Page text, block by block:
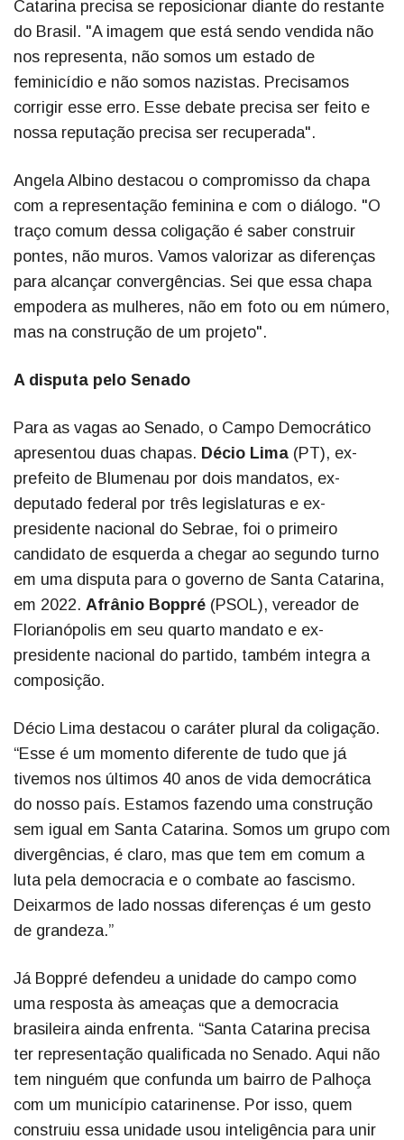
Catarina precisa se reposicionar diante do restante
do Brasil. "A imagem que está sendo vendida não
nos representa, não somos um estado de
feminicídio e não somos nazistas. Precisamos
corrigir esse erro. Esse debate precisa ser feito e
nossa reputação precisa ser recuperada".
Angela Albino destacou o compromisso da chapa
com a representação feminina e com o diálogo. "O
traço comum dessa coligação é saber construir
pontes, não muros. Vamos valorizar as diferenças
para alcançar convergências. Sei que essa chapa
empodera as mulheres, não em foto ou em número,
mas na construção de um projeto".
A disputa pelo Senado
Para as vagas ao Senado, o Campo Democrático
apresentou duas chapas. Décio Lima (PT), ex-
prefeito de Blumenau por dois mandatos, ex-
deputado federal por três legislaturas e ex-
presidente nacional do Sebrae, foi o primeiro
candidato de esquerda a chegar ao segundo turno
em uma disputa para o governo de Santa Catarina,
em 2022. Afrânio Boppré (PSOL), vereador de
Florianópolis em seu quarto mandato e ex-
presidente nacional do partido, também integra a
composição.
Décio Lima destacou o caráter plural da coligação.
“Esse é um momento diferente de tudo que já
tivemos nos últimos 40 anos de vida democrática
do nosso país. Estamos fazendo uma construção
sem igual em Santa Catarina. Somos um grupo com
divergências, é claro, mas que tem em comum a
luta pela democracia e o combate ao fascismo.
Deixarmos de lado nossas diferenças é um gesto
de grandeza.”
Já Boppré defendeu a unidade do campo como
uma resposta às ameaças que a democracia
brasileira ainda enfrenta. “Santa Catarina precisa
ter representação qualificada no Senado. Aqui não
tem ninguém que confunda um bairro de Palhoça
com um município catarinense. Por isso, quem
construiu essa unidade usou inteligência para unir